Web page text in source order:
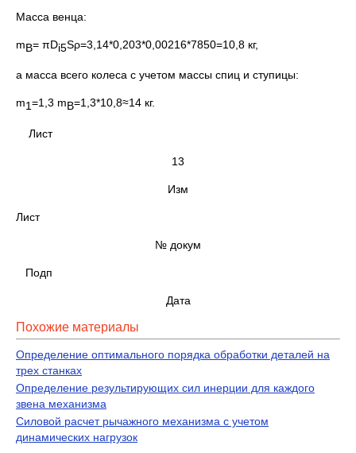
Масса венца:
mВ= πDi5Sρ=3,14*0,203*0,00216*7850=10,8 кг,
а масса всего колеса с учетом массы спиц и ступицы:
m1=1,3 mВ=1,3*10,8≈14 кг.
Лист
13
Изм
Лист
№ докум
Подп
Дата
Похожие материалы
Определение оптимального порядка обработки деталей на
трех станках
Определение результирующих сил инерции для каждого
звена механизма
Силовой расчет рычажного механизма с учетом
динамических нагрузок